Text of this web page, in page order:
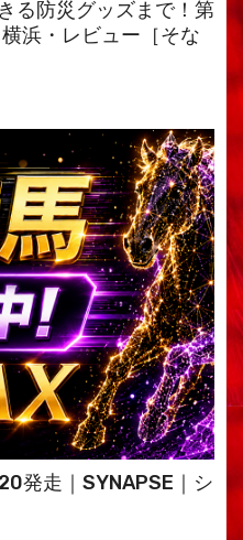
る防災グッズまで！第
浜・レビュー［そな
発走｜SYNAPSE｜シ